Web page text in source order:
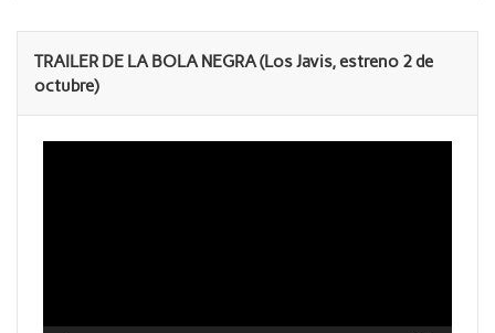
TRAILER DE LA BOLA NEGRA (Los Javis, estreno 2 de
octubre)
Reproductor